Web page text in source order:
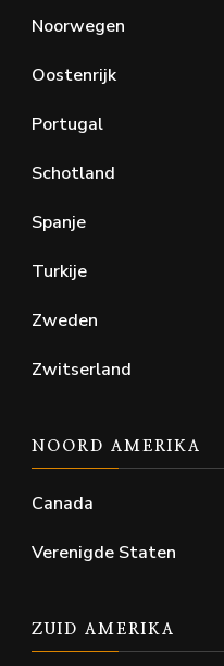
Noorwegen
Oostenrijk
Portugal
Schotland
Spanje
Turkije
Zweden
Zwitserland
NOORD AMERIKA
Canada
Verenigde Staten
ZUID AMERIKA